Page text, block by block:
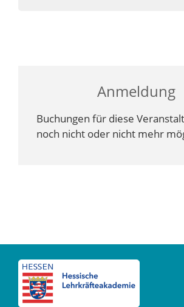
Anmeldung
Buchungen für diese
noch nicht oder nicht mehr